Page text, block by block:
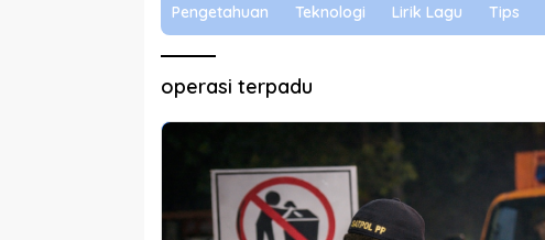
Pengetahuan Teknologi Lirik Lagu Tips
operasi terpadu